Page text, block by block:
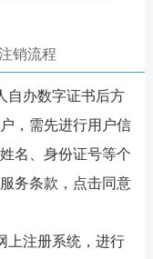
销流程
自办数字证书后方
，需先进行用户信
名、身份证号等个
务条款，点击同意
上注册系统，进行